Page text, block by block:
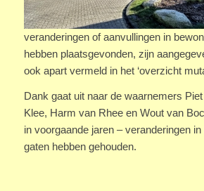
veranderingen of aanvullingen in
hebben plaatsgevonden, zijn
ook apart vermeld in het ‘overzicht
Dank gaat uit naar de waarnemers
Klee, Harm van Rhee en Wout van
in voorgaande jaren – veranderingen
gaten hebben gehouden.